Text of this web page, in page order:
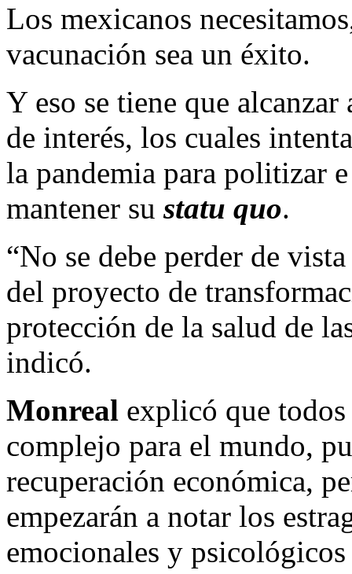
Los mexicanos
vacunación sea un éxito.
Y eso se tiene que
de interés, los cuales
la pandemia para politizar
mantener sustatu quo.
“No se debe perder de
del proyecto de
protección de la salud de
indicó.
Monreal explicó que todos
complejo para el mundo,
recuperación económica,
empezarán a notar los
emocionales y